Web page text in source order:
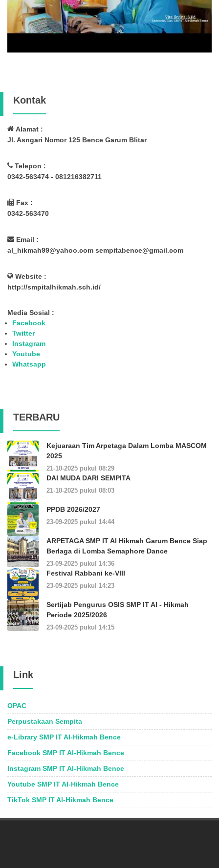
Kontak
Alamat :
Jl. Asngari Nomor 125 Bence Garum Blitar
Telepon :
0342-563474 - 081216382711
Fax :
0342-563470
Email :
al_hikmah99@yahoo.com sempitabence@gmail.com
Website :
http://smpitalhikmah.sch.id/
Media Sosial :
Facebook
Twitter
Instagram
Youtube
Whatsapp
TERBARU
Kejuaraan Tim Arpetaga Dalam Lomba MASCOM
2025
21-10-2025 pukul 08:29
DAI MUDA DARI SEMPITA
21-10-2025 pukul 08:03
PPDB 2026/2027
23-09-2025 pukul 14:44
ARPETAGA SMP IT Al Hikmah Garum Bence Siap
Berlaga di Lomba Semaphore Dance
23-09-2025 pukul 14:36
Festival Rabbani ke-VIII
23-09-2025 pukul 14:23
Sertijab Pengurus OSIS SMP IT Al - Hikmah
Periode 2025/2026
23-09-2025 pukul 14:15
Link
OPAC
Perpustakaan Sempita
e-Library SMP IT Al-Hikmah Bence
Facebook SMP IT Al-Hikmah Bence
Instagram SMP IT Al-Hikmah Bence
Youtube SMP IT Al-Hikmah Bence
TikTok SMP IT Al-Hikmah Bence